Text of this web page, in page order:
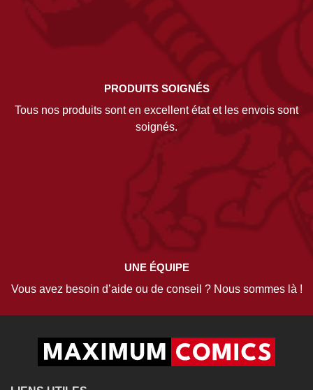
PRODUITS SOIGNÉS
Tous nos produits sont en excellent état et les envois sont
soignés.
UNE ÉQUIPE
Vous avez besoin d’aide ou de conseil ? Nous sommes là !